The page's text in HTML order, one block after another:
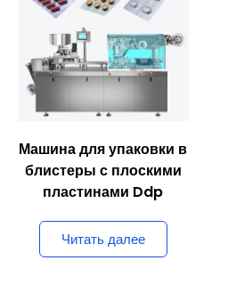
Машина для упаковки в
блистеры с плоскими
пластинами Ddp
Читать далее